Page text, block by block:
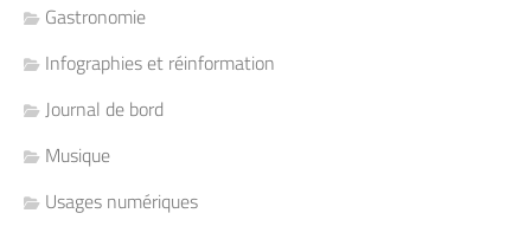
Gastronomie
Infographies et réinformation
Journal de bord
Musique
Usages numériques